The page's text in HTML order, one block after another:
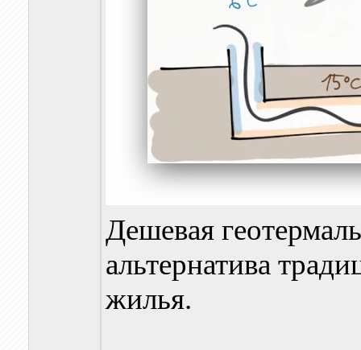
Дешевая
альтернатива
жилья.